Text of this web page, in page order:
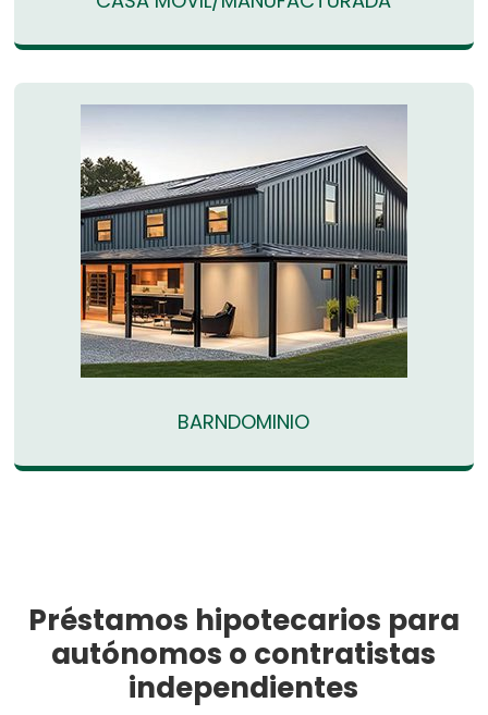
BARNDOMINIO
Préstamos hipotecarios para
autónomos o contratistas
independientes